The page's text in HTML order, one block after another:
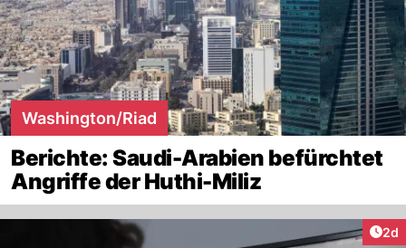
Washington/Riad
Berichte: Saudi-Arabien befürchtet
Angriffe der Huthi-Miliz
2d